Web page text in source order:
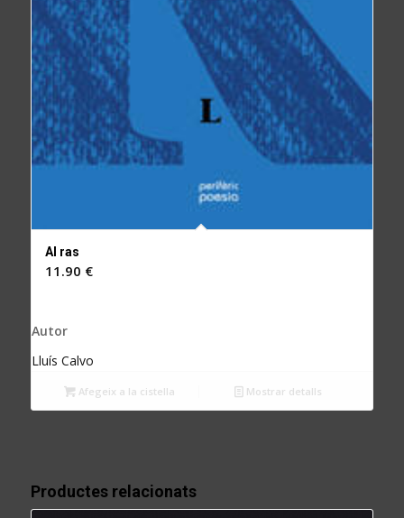
Al ras
11.90 €
Autor
Lluís Calvo
Afegeix a la cistella Mostrar detalls
Productes relacionats